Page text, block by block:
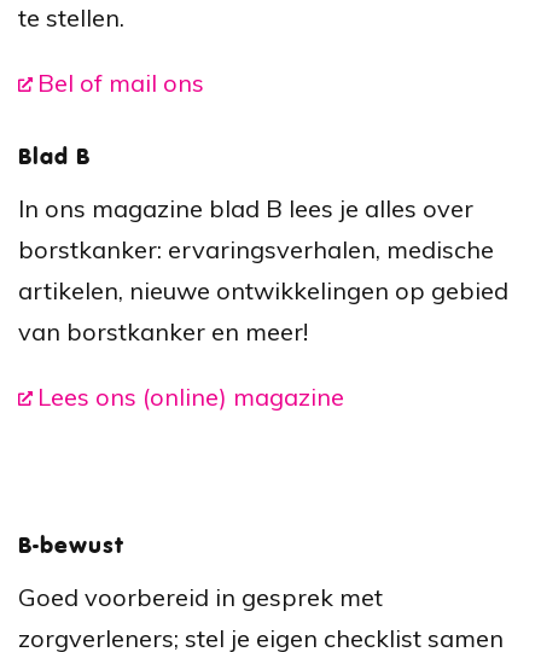
te stellen.
Bel of mail ons
Blad B
In ons magazine blad B lees je alles over
borstkanker: ervaringsverhalen, medische
artikelen, nieuwe ontwikkelingen op gebied
van borstkanker en meer!
Lees ons (online) magazine
B-bewust
Goed voorbereid in gesprek met
zorgverleners; stel je eigen checklist samen